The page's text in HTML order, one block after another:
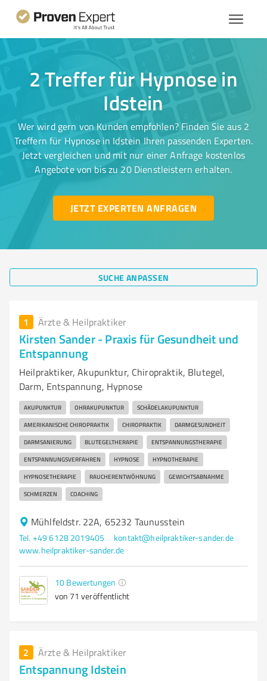
2 Treffer für Hypnose in
Idstein
Wer wird gern von Kunden empfohlen? Finden Sie aus 2
Treffern für Hypnose in Idstein Ihren passenden Experten.
Jetzt vergleichen und mit nur einer Anfrage kostenlos
Angebote von bis zu 20 Dienstleistern erhalten.
JETZT EXPERTEN ANFRAGEN
SUCHE ANPASSEN
1 Ärzte & Heilpraktiker
Kirsten Sander - Praxis für Gesundheit und
Entspannung
Heilpraktiker, Akupunktur, Chiropraktik, Blutegel,
Darm, Entspannung, Hypnose
AKUPUNKTUR OHRAKUPUNKTUR SCHÄDELAKUPUNKTUR
AMERIKANISCHE CHIROPRAKTIK CHIROPRAKTIK DARMGESUNDHEIT
DARMSANIERUNG BLUTEGELTHERAPIE ENTSPANNUNGSTHERAPIE
ENTSPANNUNGSVERFAHREN HYPNOSE HYPNOTHERAPIE
HYPNOSETHERAPIE RAUCHERENTWÖHNUNG GEWICHTSABNAHME
SCHMERZEN COACHING
Mühlfeldstr. 22A, 65232 Taunusstein
Tel. +49 6128 2019405
kontakt@heilpraktiker-sander.de
www.heilpraktiker-sander.de
10 Bewertungen
von 71 veröffentlicht
2 Ärzte & Heilpraktiker
Entspannung Idstein